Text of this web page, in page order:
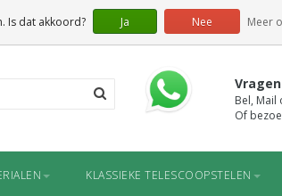
Bel, Mail
Of
KLASSIEKE TELESCOOPSTELEN
Is dat akkoord? Ja Nee Meer